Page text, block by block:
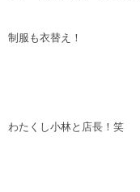
制服も衣替え！
わたくし小林と店長！笑